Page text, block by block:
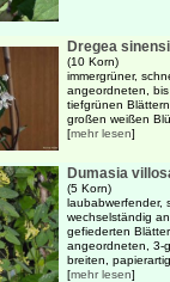
Dregea
(10 Korn)
immergrüner,
angeordneten,
tiefgrünen
großen weißen
[mehr lesen]
Dumasia
(5 Korn)
laubabwerfender,
wechselständig
gefiederten
angeordneten, 3-
breiten,
[mehr lesen]